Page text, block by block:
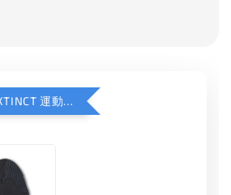
【加購優惠】INXTINCT 運動款鞋墊